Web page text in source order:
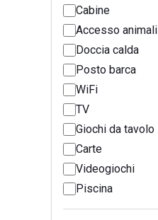
Cabine
Accesso animali
Doccia calda
Posto barca
WiFi
TV
Giochi da tavolo
Carte
Videogiochi
Piscina